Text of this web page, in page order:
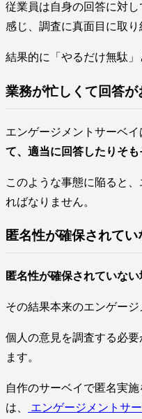
従業員は自身の回答に対
感じ、調査に真面目に取り
結果的に「やるだけ無駄」
業務が忙しくて回答が
エンゲージメントサーベ
て、適当に回答したりそ
このような事態に陥ると
ればなりません。
匿名性が確保されて
匿名性が確保されていな
その結果本来のエンゲー
個人の意見を調査する必
ます。
自作のサーベイで匿名実
は、
エンゲージメントサ